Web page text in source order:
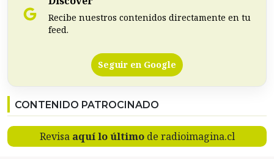
Recibe nuestros contenidos directamente en tu
feed.
Seguir en Google
CONTENIDO PATROCINADO
Revisa aquí lo últimode radioimagina.cl